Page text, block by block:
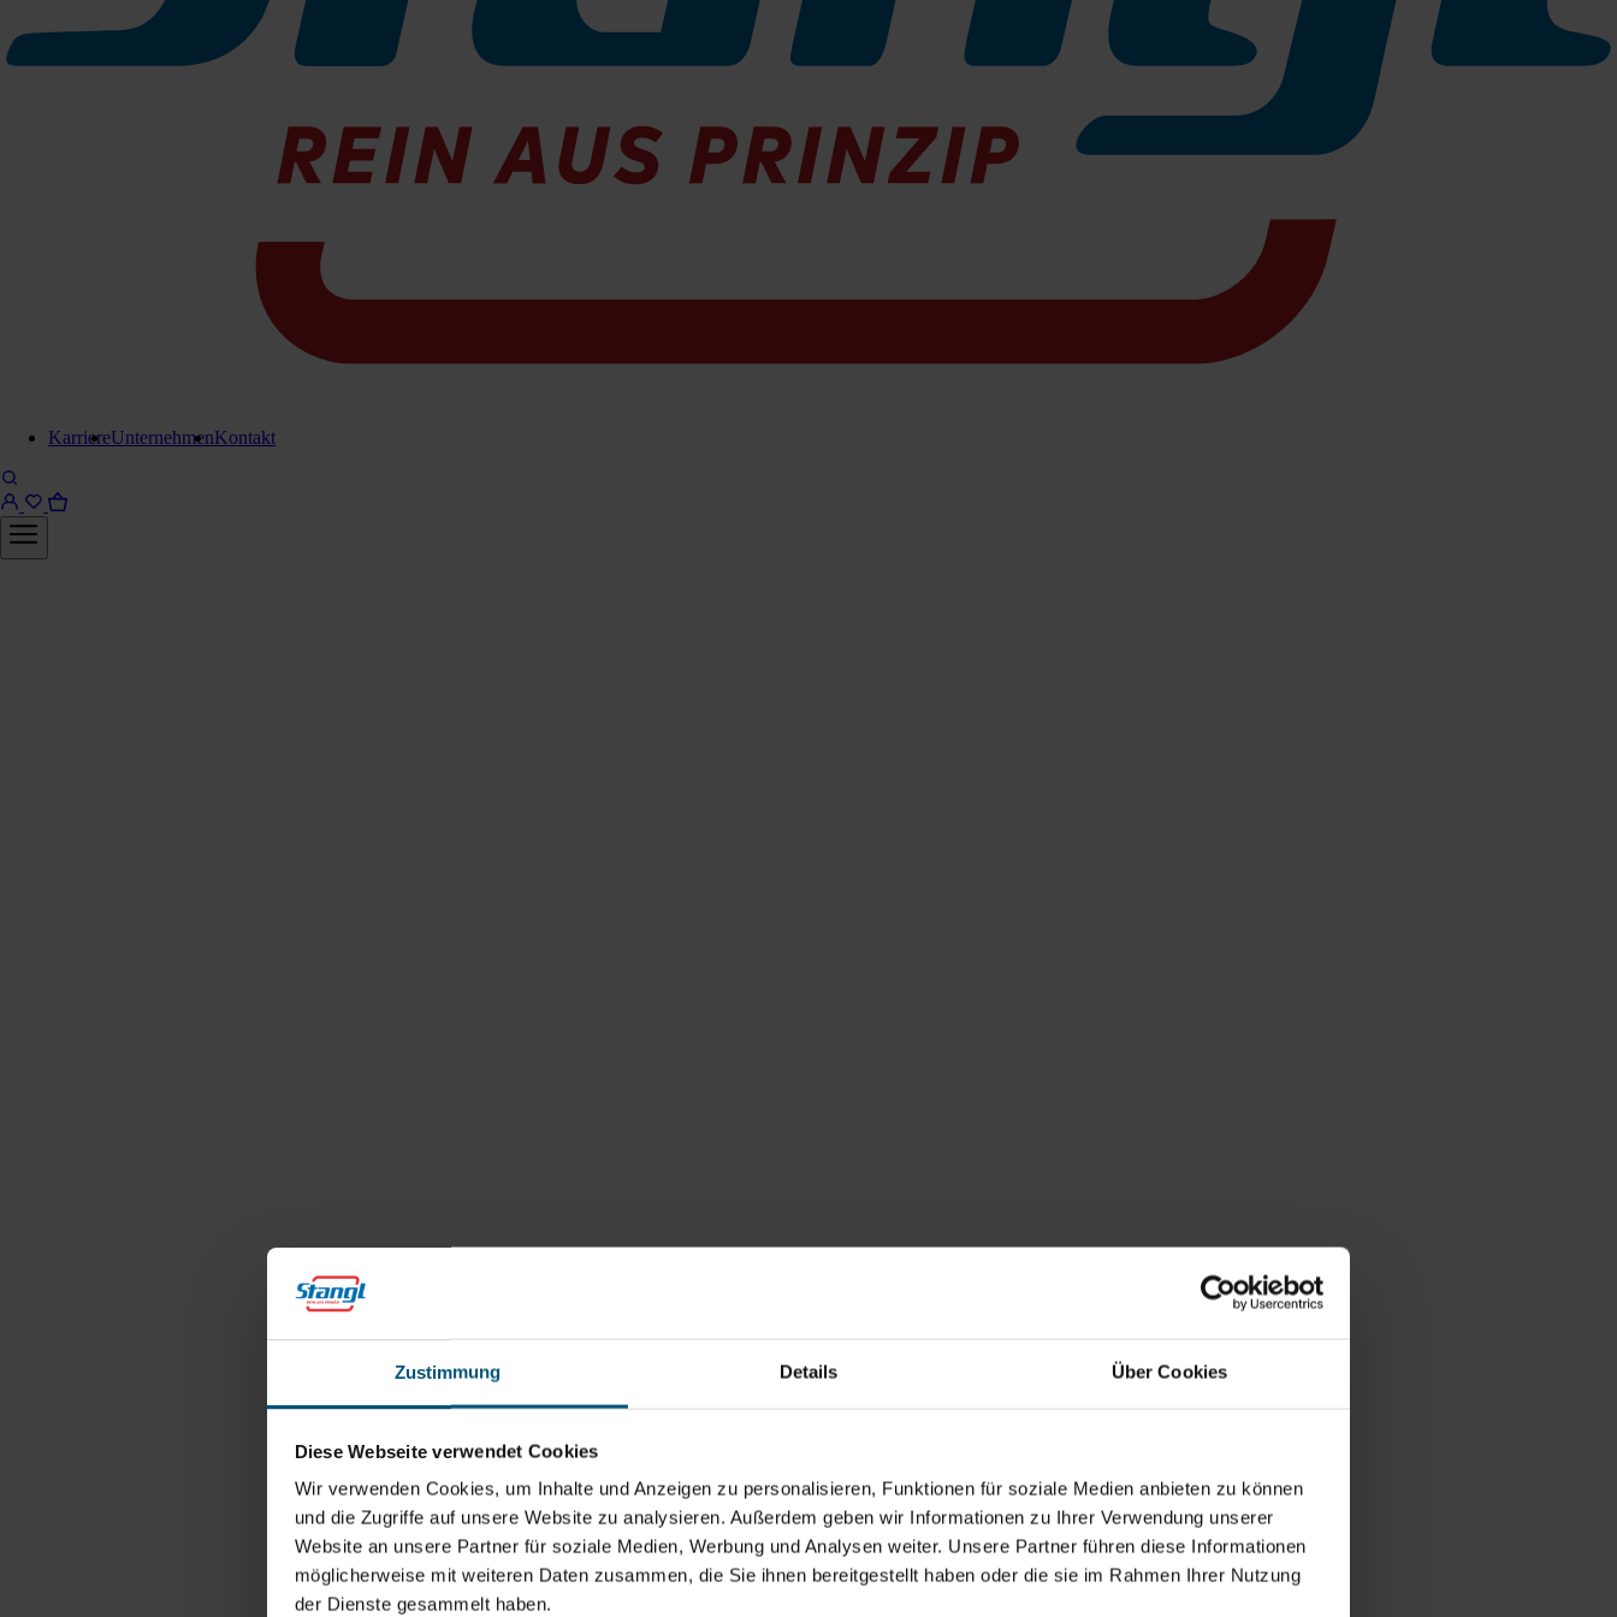
Zustimmung Details Über Cookies
Diese Webseite verwendet Cookies
Wir verwenden Cookies, um Inhalte und Anzeigen zu personalisieren, Funktionen für soziale Medien anbieten zu können
und die Zugriffe auf unsere Website zu analysieren. Außerdem geben wir Informationen zu Ihrer Verwendung unserer
Website an unsere Partner für soziale Medien, Werbung und Analysen weiter. Unsere Partner führen diese Informationen
möglicherweise mit weiteren Daten zusammen, die Sie ihnen bereitgestellt haben oder die sie im Rahmen Ihrer Nutzung
der Dienste gesammelt haben.
KarriereUnternehmenKontakt
ECE-552920010
Sofort lieferbar
Lieferung in 6-8 Werktagen